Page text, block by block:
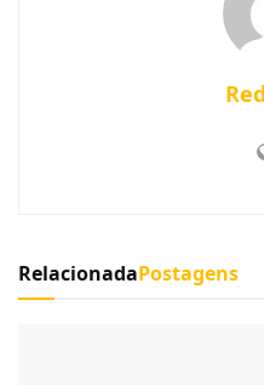
RelacionadaPostagens